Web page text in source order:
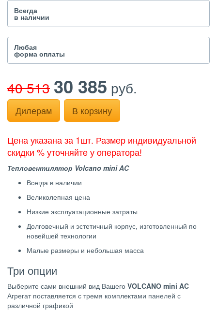
Всегда
в наличии
Любая
форма оплаты
40 513 30 385 руб.
Дилерам В корзину
Цена указана за 1шт. Размер индивидуальной
скидки % уточняйте у оператора!
Тепловентилятор Volcano mini AC
Всегда в наличии
Великолепная цена
Низкие эксплуатационные затраты
Долговечный и эстетичный корпус, изготовленный по
новейшей технологии
Малые размеры и небольшая масса
Три опции
Выберите сами внешний вид Вашего VOLCANO mini AC
Агрегат поставляется с тремя комплектами панелей с
различной графикой